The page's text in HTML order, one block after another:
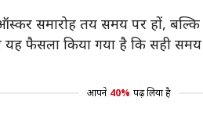
समारोह तय समय पर हों,
यह फैसला किया गया है कि सही
आपने 40% पढ़ लिया है